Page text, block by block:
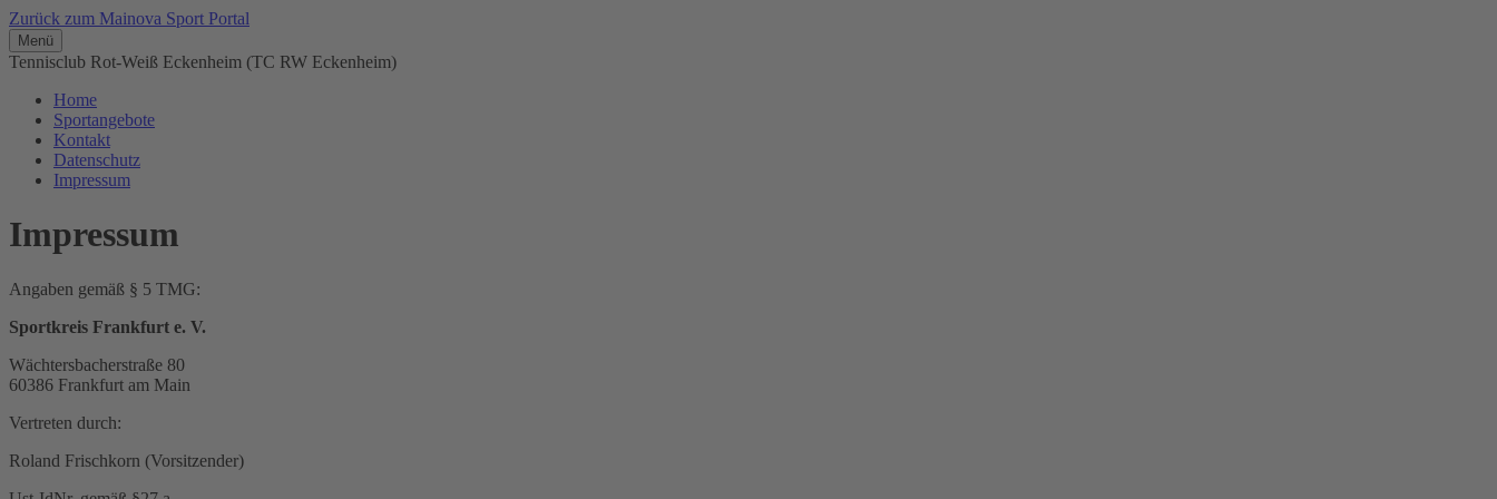
Zurück zum Mainova Sport Portal
Menü
Tennisclub Rot-Weiß Eckenheim (TC RW Eckenheim)
Home
Sportangebote
Kontakt
Datenschutz
Impressum
Impressum
Angaben gemäß § 5 TMG:
Sportkreis Frankfurt e. V.
Wächtersbacherstraße 80
60386 Frankfurt am Main
Vertreten durch:
Roland Frischkorn (Vorsitzender)